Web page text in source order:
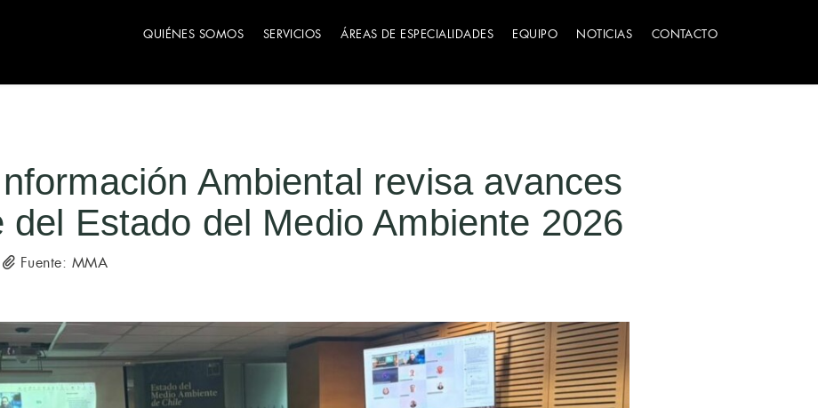
QUIÉNES SOMOS SERVICIOS ÁREAS DE ESPECIALIDADES EQUIPO NOTICIAS CONTACTO
Ambiental revisa avances
del Estado del Medio Ambiente 2026
Fuente: MMA